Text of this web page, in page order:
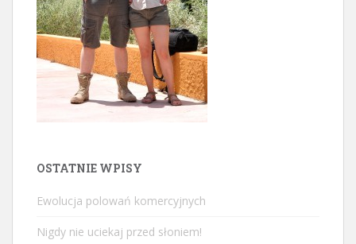
OSTATNIE WPISY
Ewolucja polowań komercyjnych
Nigdy nie uciekaj przed słoniem!